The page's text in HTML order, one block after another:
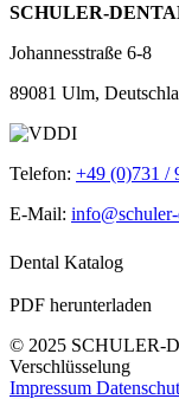
SCHULER-
Johannesstraße 6-8
89081 Ulm,
Telefon: +49 (0)731 /
E-Mail:
Dental Katalog
PDF herunterladen
© 2025 SCHULER-
Verschlüsselung
Impressum